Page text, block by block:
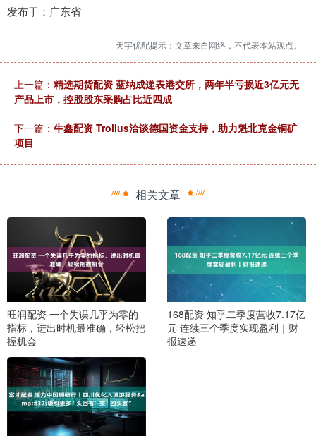
发布于：广东省
天宇优配提示：文章来自网络，不代表本站观点。
上一篇： 精选期货配资 蓝纳成递表港交所，两年半亏损近3亿元无
产品上市，控股股东采购占比近四成
下一篇： 牛鑫配资 Troilus洽谈德国资金支持，助力魁北克金铜矿
项目
相关文章
旺润配资 一个失误几乎为零的
指标，进出时机最准确，轻松把
握机会
168配资 知乎二季度营收7.17亿
元 连续三个季度实现盈利｜财
报速递